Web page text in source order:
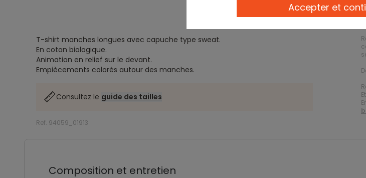
T-shirt manches longues avec capuche type sweat.
En coton biologique.
Animation en relief sur le devant.
Empiècements colorés autour des manches.
Consultez le guide des tailles
Ref. 94059_01913
Composition et entretien
Accepter et